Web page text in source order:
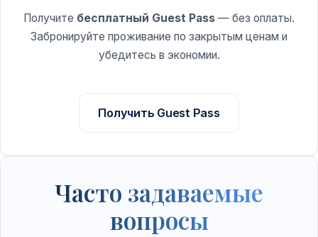
Получите бесплатный Guest Pass — без оплаты.
Забронируйте проживание по закрытым ценам и
убедитесь в экономии.
Получить Guest Pass
Часто задаваемые
вопросы